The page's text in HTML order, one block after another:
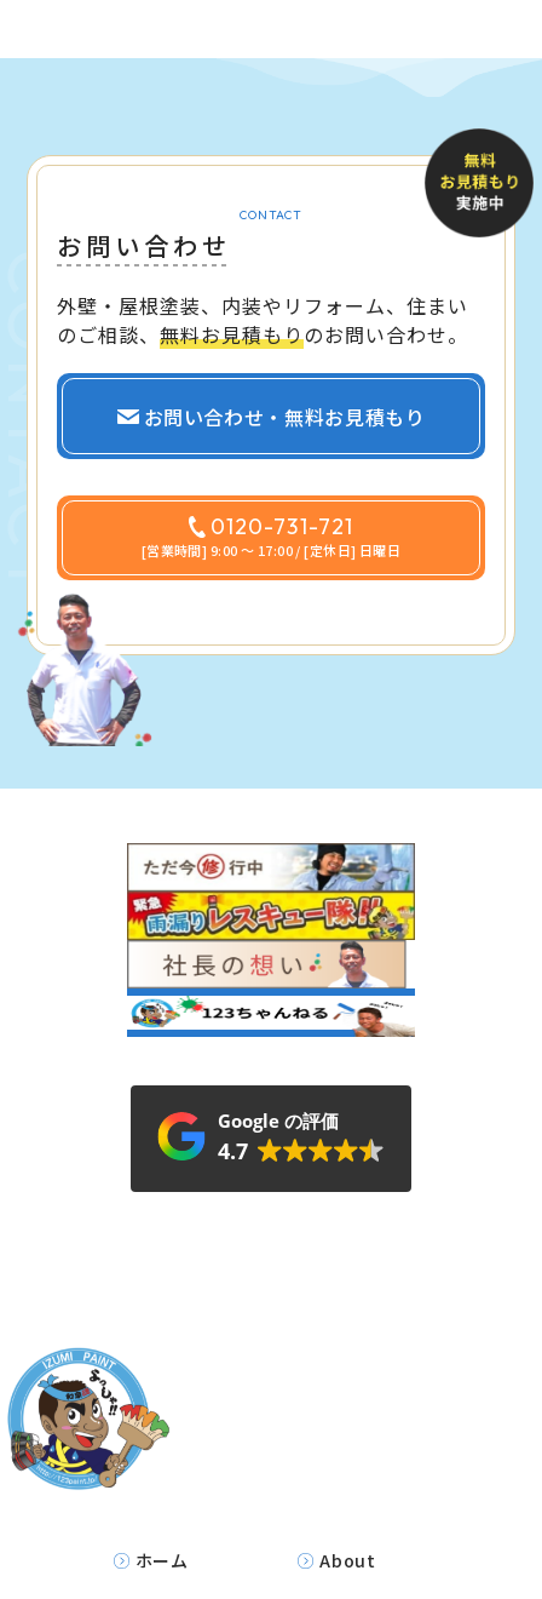
CONTACT
お問い合わせ
外壁・屋根塗装、内装やリフォーム、住まい
のご相談、無料お見積もりのお問い合わせ。
お問い合わせ・無料お見積もり
0120-731-721
[営業時間] 9:00 〜 17:00 / [定休日] 日曜日
Google の評価
4.7
ホーム About